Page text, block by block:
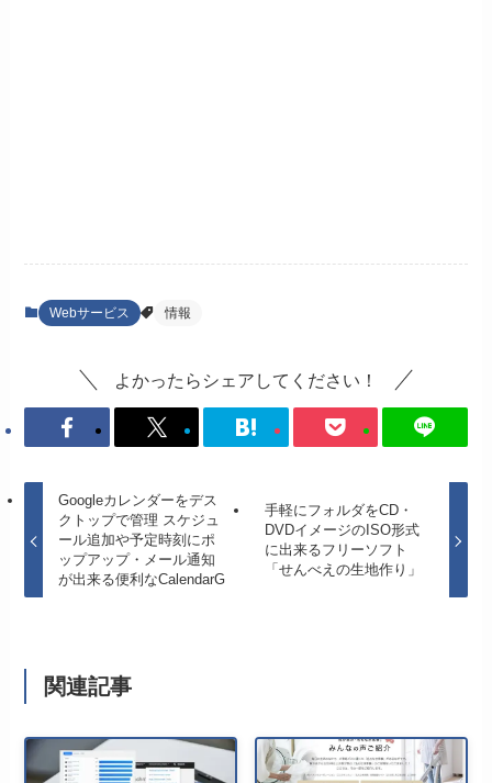
Webサービス 情報
よかったらシェアしてください！
Googleカレンダーをデス
クトップで管理 スケジュ
ール追加や予定時刻にポ
ップアップ・メール通知
が出来る便利なCalendarG
手軽にフォルダをCD・
DVDイメージのISO形式
に出来るフリーソフト
「せんべえの生地作り」
関連記事